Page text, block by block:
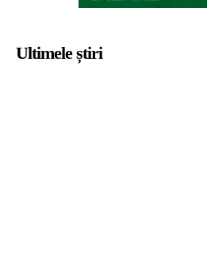
Ultimele știri